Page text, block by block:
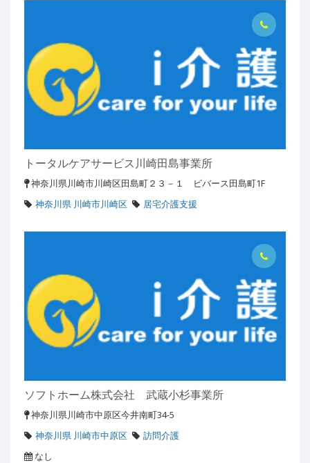
トータルケアサービス川崎田島事業所
神奈川県川崎市川崎区田島町２３－１ ビバース田島町1F
神奈川県 川崎市川崎区
居宅介護支援
ソフトホーム株式会社 武蔵小杉事業所
神奈川県川崎市中原区今井南町34-5
神奈川県 川崎市中原区
訪問介護
なし